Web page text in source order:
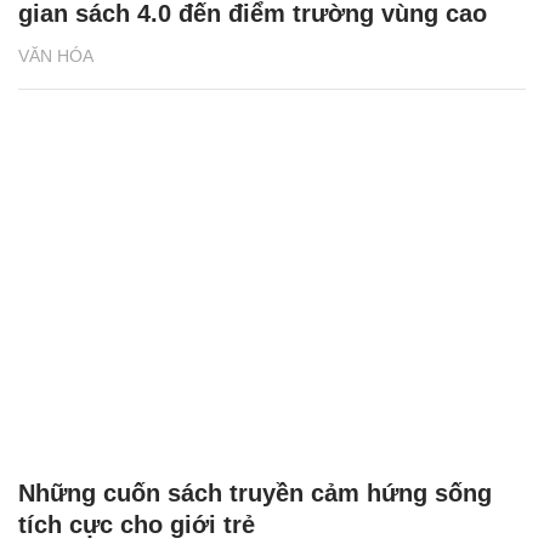
VĂN HÓA
gian sách 4.0 đến điểm trường vùng cao
Những cuốn sách truyền cảm hứng sống
tích cực cho giới trẻ